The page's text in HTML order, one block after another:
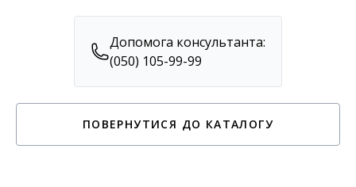
Допомога консультанта:
(050) 105-99-99
ПОВЕРНУТИСЯ ДО КАТАЛОГУ